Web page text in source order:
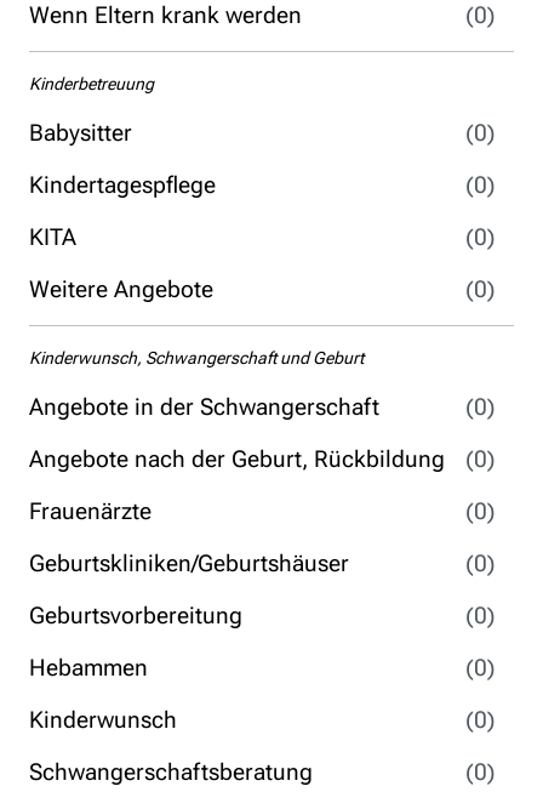
Wenn Eltern krank werden
(0)
Kinderbetreuung
Babysitter
(0)
Kindertagespflege
(0)
KITA
(0)
Weitere Angebote
(0)
Kinderwunsch, Schwangerschaft und Geburt
Angebote in der Schwangerschaft
(0)
Angebote nach der Geburt, Rückbildung
(0)
Frauenärzte
(0)
Geburtskliniken/Geburtshäuser
(0)
Geburtsvorbereitung
(0)
Hebammen
(0)
Kinderwunsch
(0)
Schwangerschaftsberatung
(0)